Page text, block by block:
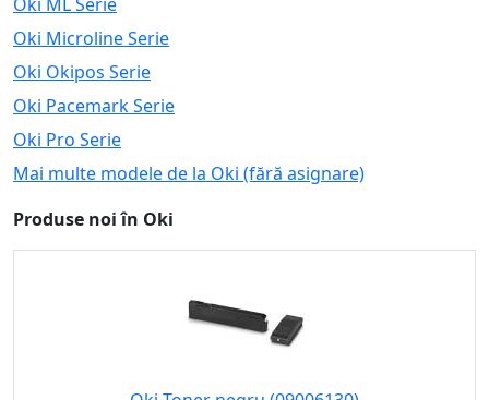
Oki Microline Serie
Oki Okipos Serie
Oki Pacemark Serie
Oki Pro Serie
Mai multe modele de la Oki (fără asignare)
Produse noi în Oki